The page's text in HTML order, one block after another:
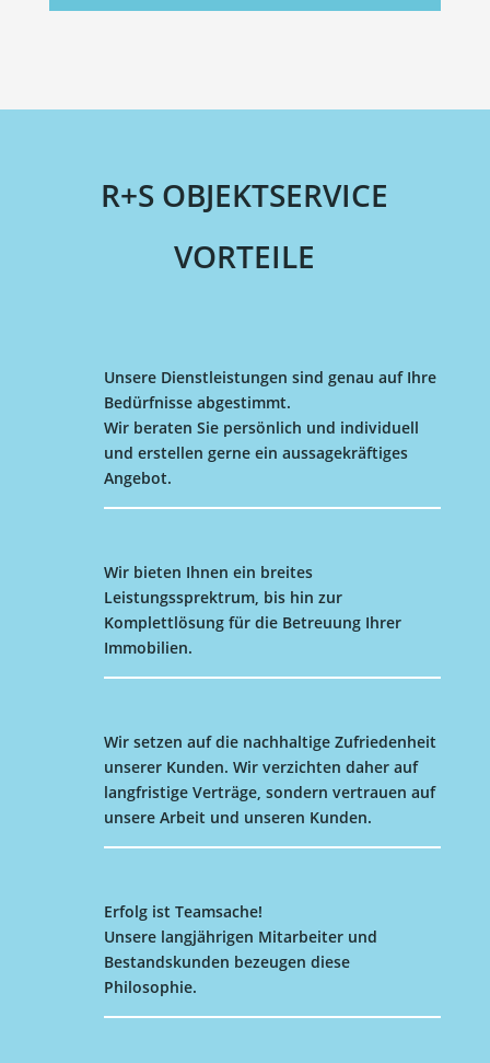
R+S OBJEKTSERVICE
VORTEILE
Unsere Dienstleistungen sind genau auf Ihre
Bedürfnisse abgestimmt.
Wir beraten Sie persönlich und individuell
und erstellen gerne ein aussagekräftiges
Angebot.
Wir bieten Ihnen ein breites
Leistungssprektrum, bis hin zur
Komplettlösung für die Betreuung Ihrer
Immobilien.
Wir setzen auf die nachhaltige Zufriedenheit
unserer Kunden. Wir verzichten daher auf
langfristige Verträge, sondern vertrauen auf
unsere Arbeit und unseren Kunden.
Erfolg ist Teamsache!
Unsere langjährigen Mitarbeiter und
Bestandskunden bezeugen diese
Philosophie.